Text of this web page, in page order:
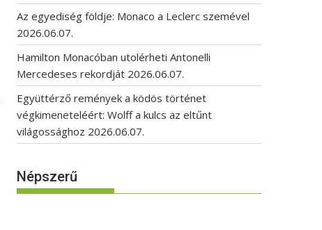
Az egyediség földje: Monaco a Leclerc szemével
2026.06.07.
Hamilton Monacóban utolérheti Antonelli
Mercedeses rekordját 2026.06.07.
Együttérző remények a ködös történet
végkimeneteléért: Wolff a kulcs az eltűnt
világossághoz 2026.06.07.
Népszerű